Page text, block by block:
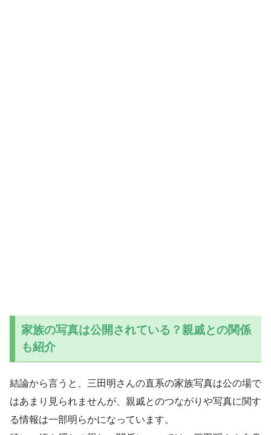
家族の写真は公開されている？親戚との関係
も紹介
結論から言うと、三田明さんの直系の家族写真は公の場で
はあまり見られませんが、親戚とのつながりや写真に関す
る情報は一部明らかになっています。